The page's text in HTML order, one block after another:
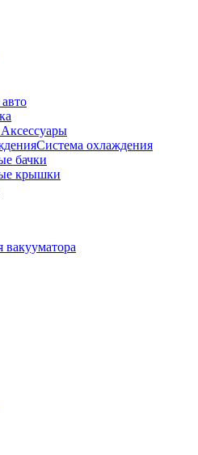
Система охлаждения
бачки
крышки
вакууматора